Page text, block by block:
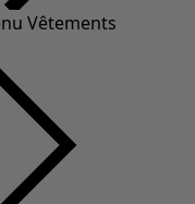
Vêtements